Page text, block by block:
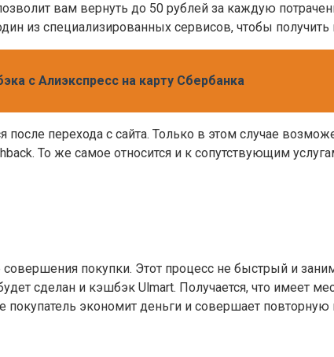
вам вернуть до 50 рублей за каждую
из специализированных сервисов, чтобы
с Алиэкспресс на карту Сбербанка
перехода с сайта. Только в этом случае
То же самое относится и к сопутствующим
покупки. Этот процесс не быстрый и
сделан и кэшбэк Ulmart. Получается, что имеет
покупатель экономит деньги и совершает повторную